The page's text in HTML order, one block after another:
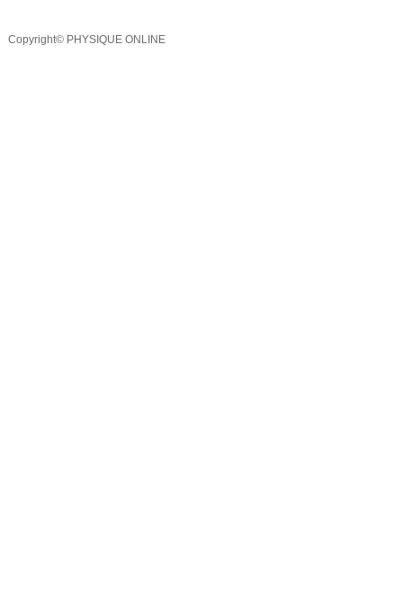
Copyright© PHYSIQUE ONLINE